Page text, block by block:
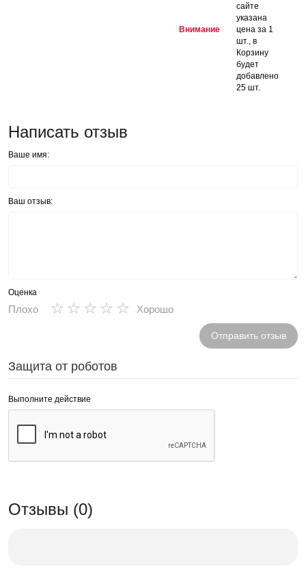
Внимание
сайте
указана
цена за 1
шт., в
Корзину
будет
добавлено
25 шт.
Написать отзыв
Ваше имя:
Ваш отзыв:
Оценка
Плохо ★
★
★
★
★ Хорошо
Отправить отзыв
Защита от роботов
Выполните действие
Отзывы (0)